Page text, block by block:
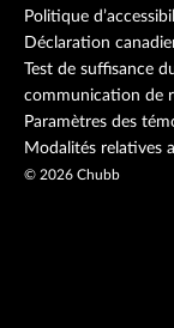
Politique
Déclaration
Test de suffisance
communication de
Paramètres des
Modalités relatives
© 2026 Chubb